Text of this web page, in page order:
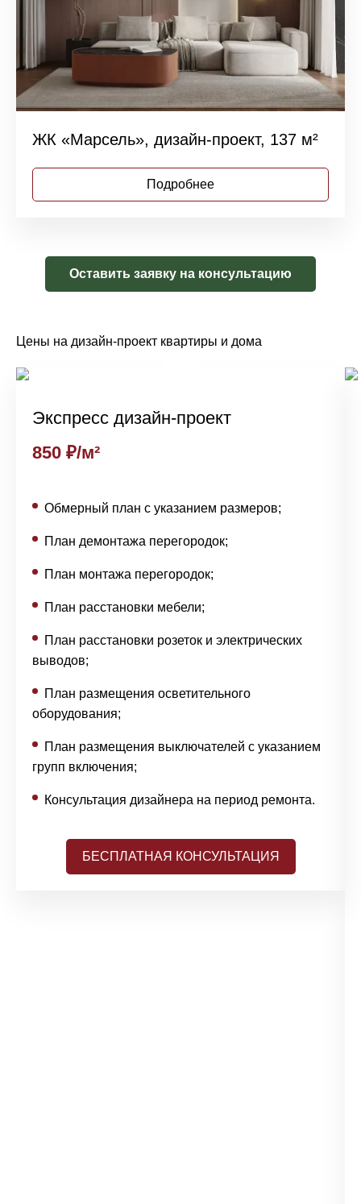
ЖК «Марсель», дизайн-проект, 137 м²
Подробнее
Оставить заявку на консультацию
Цены на дизайн-проект квартиры и дома
Экспресс дизайн-проект
850 ₽/м²
Обмерный план с указанием размеров;
План демонтажа перегородок;
План монтажа перегородок;
План расстановки мебели;
План расстановки розеток и электрических
выводов;
План размещения осветительного
оборудования;
План размещения выключателей с указанием
групп включения;
Консультация дизайнера на период ремонта.
БЕСПЛАТНАЯ КОНСУЛЬТАЦИЯ